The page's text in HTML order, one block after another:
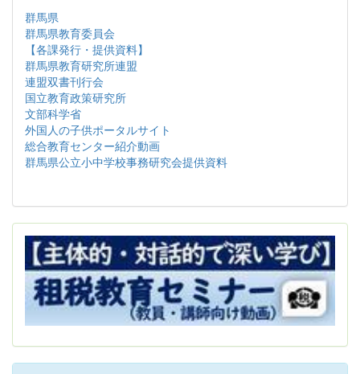
群馬県
群馬県教育委員会
【各課発行・提供資料】
群馬県教育研究所連盟
連盟双書刊行会
国立教育政策研究所
文部科学省
外国人の子供ポータルサイト
総合教育センター紹介動画
群馬県公立小中学校事務研究会提供資料